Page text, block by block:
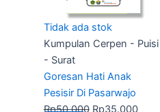
Tidak ada stok
Kumpulan Cerpen - Puisi
- Surat
Goresan Hati Anak
Pesisir Di Pasarwajo
Rp50.000 Rp35.000